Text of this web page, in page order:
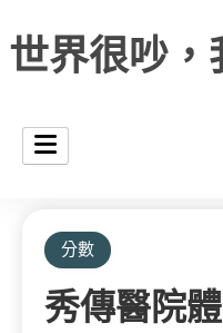
世界很吵
分數
秀傳醫院